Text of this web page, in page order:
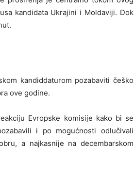
kandidata Ukrajini i Moldaviji. Dok
kandiddaturom pozabaviti češko
ove godine.
Evropske komisije kako bi se
i po mogućnosti odlučivali
a najkasnije na decembarskom